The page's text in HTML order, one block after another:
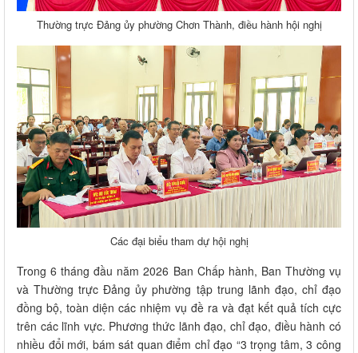
Thường trực Đảng ủy phường Chơn Thành, điều hành hội nghị
Các đại biểu tham dự hội nghị
Trong 6 tháng đầu năm 2026 Ban Chấp hành, Ban Thường vụ
và Thường trực Đảng ủy phường tập trung lãnh đạo, chỉ đạo
đồng bộ, toàn diện các nhiệm vụ đề ra và đạt kết quả tích cực
trên các lĩnh vực. Phương thức lãnh đạo, chỉ đạo, điều hành có
nhiều đổi mới, bám sát quan điểm chỉ đạo “3 trọng tâm, 3 công